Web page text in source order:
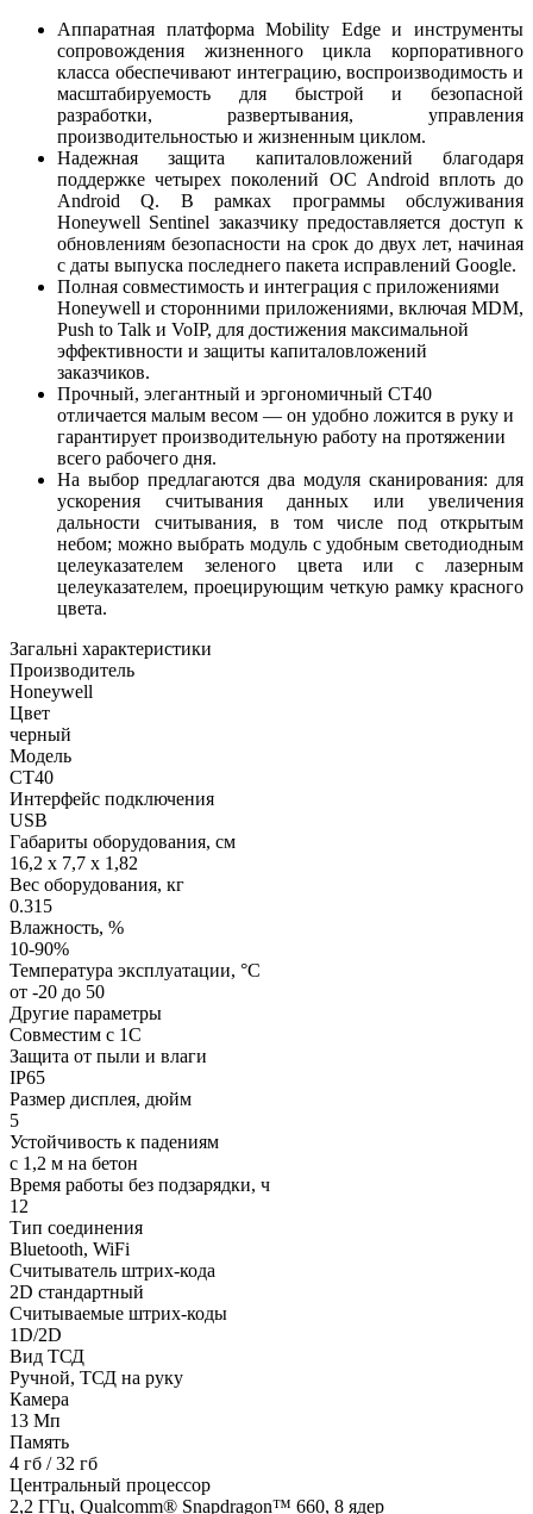
Аппаратная платформа Mobility Edge и инструменты
сопровождения жизненного цикла корпоративного
класса обеспечивают интеграцию, воспроизводимость и
масштабируемость для быстрой и безопасной
разработки, развертывания, управления
производительностью и жизненным циклом.
Надежная защита капиталовложений благодаря
поддержке четырех поколений ОС Android вплоть до
Android Q. В рамках программы обслуживания
Honeywell Sentinel заказчику предоставляется доступ к
обновлениям безопасности на срок до двух лет, начиная
с даты выпуска последнего пакета исправлений Google.
Полная совместимость и интеграция с приложениями
Honeywell и сторонними приложениями, включая MDM,
Push to Talk и VoIP, для достижения максимальной
эффективности и защиты капиталовложений
заказчиков.
Прочный, элегантный и эргономичный CT40
отличается малым весом — он удобно ложится в руку и
гарантирует производительную работу на протяжении
всего рабочего дня.
На выбор предлагаются два модуля сканирования: для
ускорения считывания данных или увеличения
дальности считывания, в том числе под открытым
небом; можно выбрать модуль с удобным светодиодным
целеуказателем зеленого цвета или с лазерным
целеуказателем, проецирующим четкую рамку красного
цвета.
Загальні характеристики
Производитель
Honeywell
Цвет
черный
Модель
CT40
Интерфейс подключения
USB
Габариты оборудования, см
16,2 x 7,7 x 1,82
Вес оборудования, кг
0.315
Влажность, %
10-90%
Температура эксплуатации, °C
от -20 до 50
Другие параметры
Совместим с 1С
Защита от пыли и влаги
IP65
Размер дисплея, дюйм
5
Устойчивость к падениям
с 1,2 м на бетон
Время работы без подзарядки, ч
12
Тип соединения
Bluetooth, WiFi
Считыватель штрих-кода
2D стандартный
Считываемые штрих-коды
1D/2D
Вид ТСД
Ручной, ТСД на руку
Камера
13 Мп
Память
4 гб / 32 гб
Центральный процессор
2,2 ГГц, Qualcomm® Snapdragon™ 660, 8 ядер